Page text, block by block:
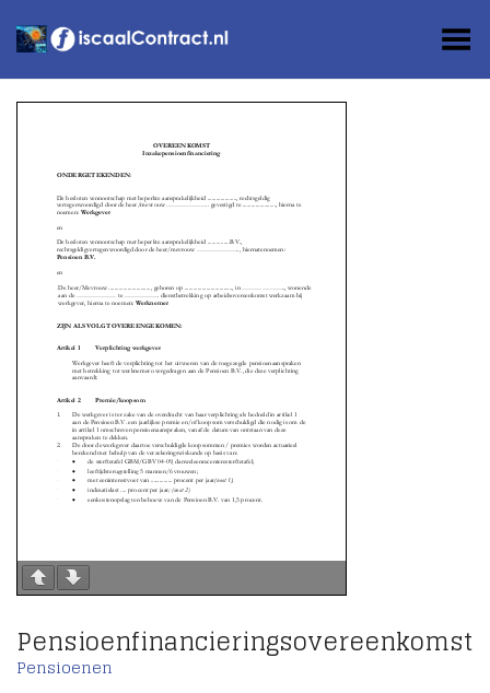
Toggle Menu
Pensioenfinancieringsovereenkomst
Pensioenen